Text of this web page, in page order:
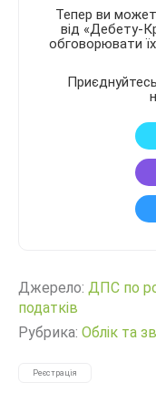
Тепер ви
від «Дебету-
обговорювати їх
Джерело: ДПС по
податків
Рубрика: Облік та
Реєстрація